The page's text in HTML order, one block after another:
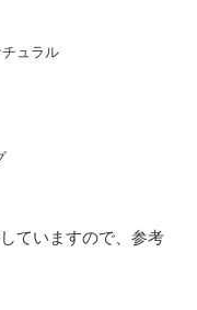
ュラル
ていますので、参考